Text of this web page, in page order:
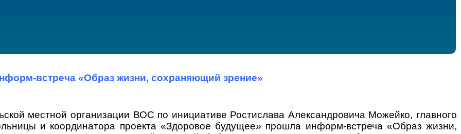
встреча «Образ жизни, сохраняющий зрение»
местной организации ВОС по инициативе Ростислава Александровича Можейко, главного
и координатора проекта «Здоровое будущее» прошла информ-встреча «Образ жизни,